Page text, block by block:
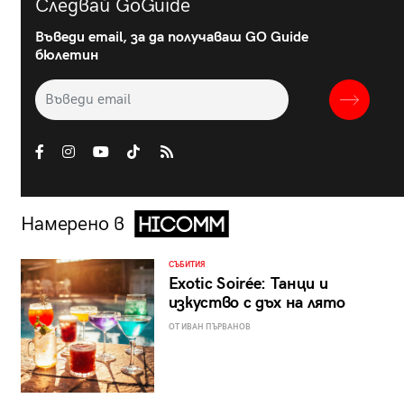
Следвай GoGuide
Въведи email, за да получаваш GO Guide
бюлетин
Намерено в
СЪБИТИЯ
Exotic Soirée: Танци и
изкуство с дъх на лято
ОТ ИВАН ПЪРВАНОВ